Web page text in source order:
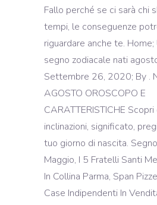
Fallo perché se ci sarà chi
tempi, le conseguenze
riguardare anche te.
segno zodiacale nati
Settembre 26, 2020; By .
AGOSTO OROSCOPO E
CARATTERISTICHE
inclinazioni, significato,
tuo giorno di nascita.
Maggio, I 5 Fratelli Santi
In Collina Parma, Span
Case Indipendenti In